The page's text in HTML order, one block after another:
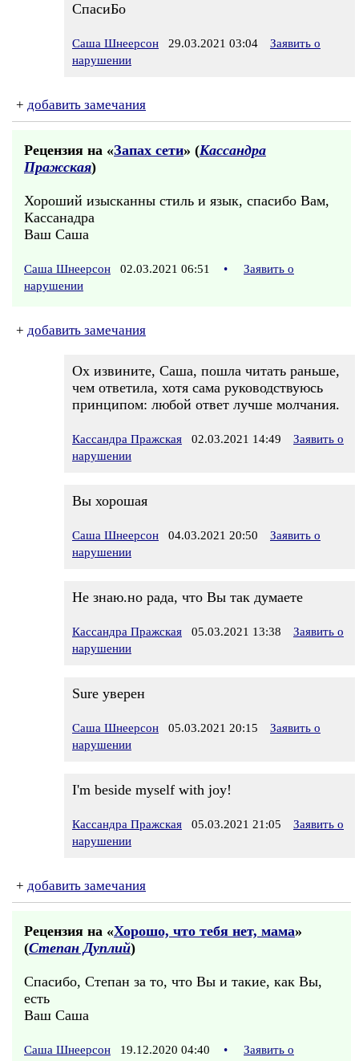
СпасиБо
Саша Шнеерсон 29.03.2021 03:04
Заявить о
нарушении
+ добавить замечания
Рецензия на «Запах сети» (Кассандра
Пражская)
Хороший изысканны стиль и язык, спасибо Вам,
Кассанадра
Ваш Саша
Саша Шнеерсон 02.03.2021 06:51 •
Заявить о
нарушении
+ добавить замечания
Ох извините, Саша, пошла читать раньше,
чем ответила, хотя сама руководствуюсь
принципом: любой ответ лучше молчания.
Кассандра Пражская 02.03.2021 14:49
Заявить о
нарушении
Вы хорошая
Саша Шнеерсон 04.03.2021 20:50
Заявить о
нарушении
Не знаю.но рада, что Вы так думаете
Кассандра Пражская 05.03.2021 13:38
Заявить о
нарушении
Sure уверен
Саша Шнеерсон 05.03.2021 20:15
Заявить о
нарушении
I'm beside myself with joy!
Кассандра Пражская 05.03.2021 21:05
Заявить о
нарушении
+ добавить замечания
Рецензия на «Хорошо, что тебя нет, мама»
(Степан Дуплий)
Спасибо, Степан за то, что Вы и такие, как Вы,
есть
Ваш Саша
Саша Шнеерсон 19.12.2020 04:40 •
Заявить о